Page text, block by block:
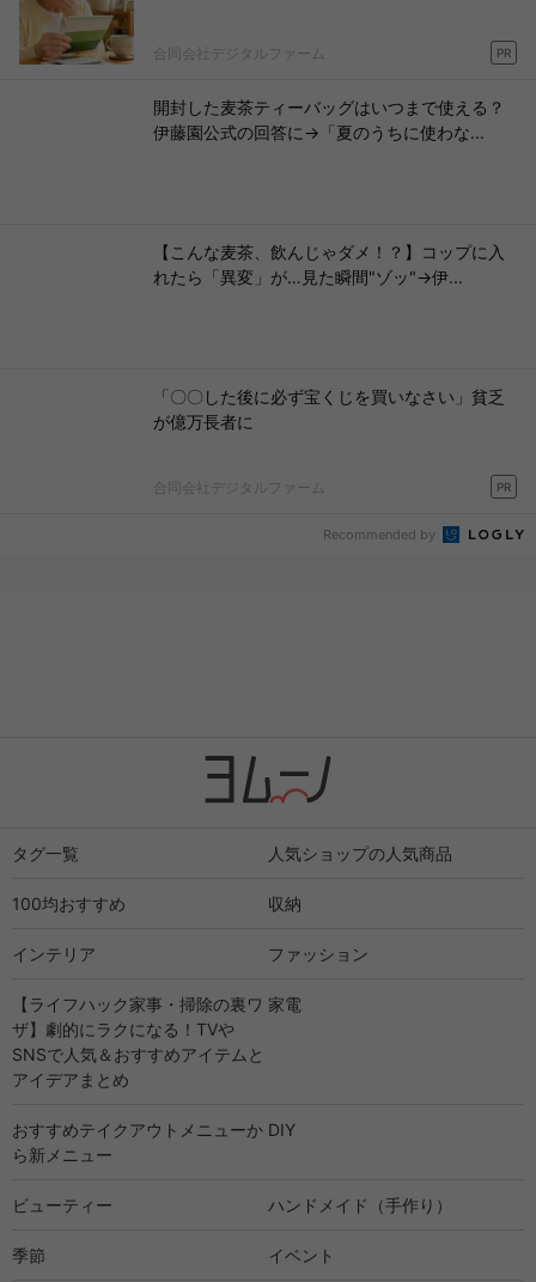
合同会社デジタルファーム PR
開封した麦茶ティーバッグはいつまで使える？
伊藤園公式の回答に→「夏のうちに使わな...
【こんな麦茶、飲んじゃダメ！？】コップに入
れたら「異変」が…見た瞬間"ゾッ"→伊...
「〇〇した後に必ず宝くじを買いなさい」貧乏
が億万長者に
合同会社デジタルファーム PR
Recommended by
タグ一覧 人気ショップの人気商品
100均おすすめ 収納
インテリア ファッション
【ライフハック家事・掃除の裏ワ
ザ】劇的にラクになる！TVや
SNSで人気＆おすすめアイテムと
アイデアまとめ
家電
おすすめテイクアウトメニューか
ら新メニュー
DIY
ビューティー ハンドメイド（手作り）
季節 イベント